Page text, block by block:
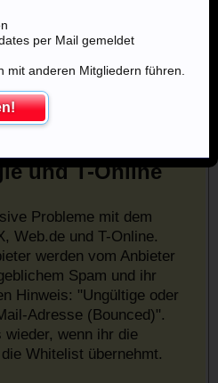
und T-Online
Probleme mit dem
Web.de und T-Online.
werden vom Anbieter
Spam und ihr
Hinweis: "Ungültige oder
Adresse (Bounced)".
wieder, wenn ihr die
Whitelist übernehmt.
per Mail gemeldet
mit anderen Mitgliedern führen.